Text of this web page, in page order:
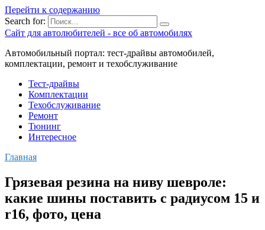
Перейти к содержанию
Search for:
Сайт для автолюбителей - все об автомобилях
Автомобильный портал: тест-драйвы автомобилей,
комплектации, ремонт и техобслуживание
Тест-драйвы
Комплектации
Техобслуживание
Ремонт
Тюнинг
Интересное
Главная
Грязевая резина на ниву шевроле:
какие шины поставить c радиусом 15 и
r16, фото, цена